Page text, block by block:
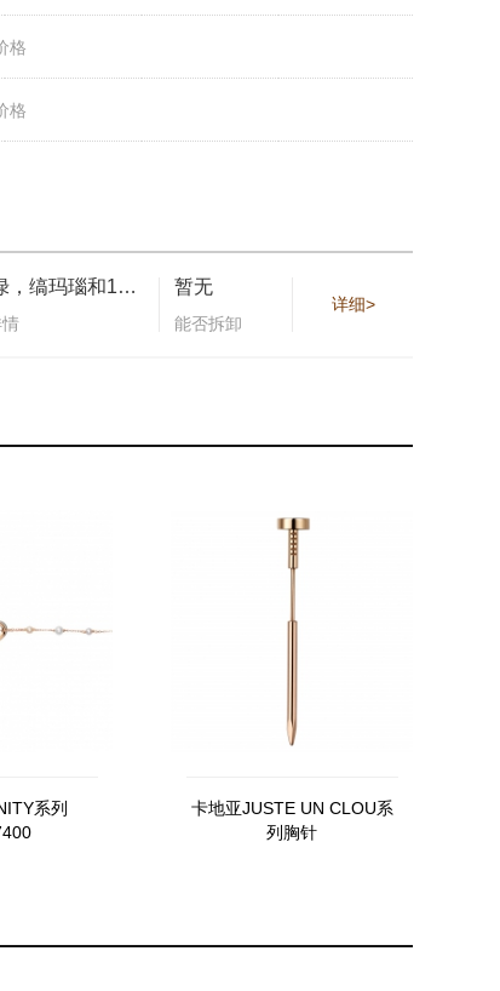
格
格
祖母绿，缟玛瑙和126颗钻石，总重0.99克拉（适用尺寸：52）。 暂无
能否拆卸
详细>
系列
卡地亚JUSTE UN CLOU系
列胸针